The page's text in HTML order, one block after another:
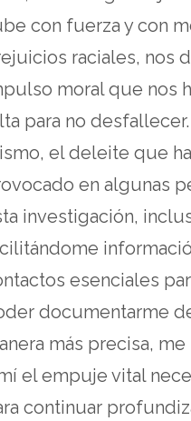
con fuerza y ​​con
raciales, nos
moral que nos
para no
el deleite que ha
en algunas
investigación,
esenciales
documentarme
más precisa,
el empuje vital
continuar